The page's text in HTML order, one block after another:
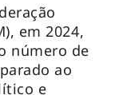
em 2024,
número de
ao
e